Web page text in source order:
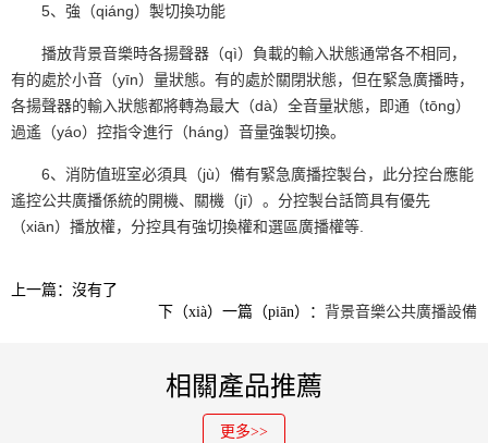
5、強（qiáng）製切換功能
播放背景音樂時各揚聲器（qì）負載的輸入狀態通常各不相同，
有的處於小音（yīn）量狀態。有的處於關閉狀態，但在緊急廣播時，
各揚聲器的輸入狀態都將轉為最大（dà）全音量狀態，即通（tōng）
過遙（yáo）控指令進行（háng）音量強製切換。
6、消防值班室必須具（jù）備有緊急廣播控製台，此分控台應能
遙控公共廣播係統的開機、關機（jī）。分控製台話筒具有優先
（xiān）播放權，分控具有強切換權和選區廣播權等.
上一篇：沒有了
下（xià）一篇（piān）： 背景音樂公共廣播設備
相關產品推薦
更多>>